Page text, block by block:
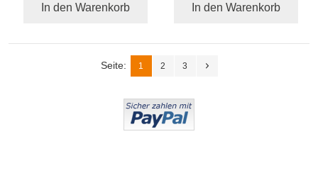
In den Warenkorb In den Warenkorb
Seite: 1 2 3